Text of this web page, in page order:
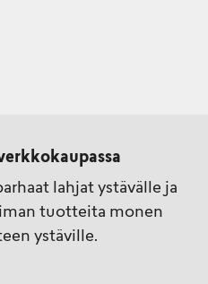
lahjat ystävälle ja
tuotteita monen
ystäville.